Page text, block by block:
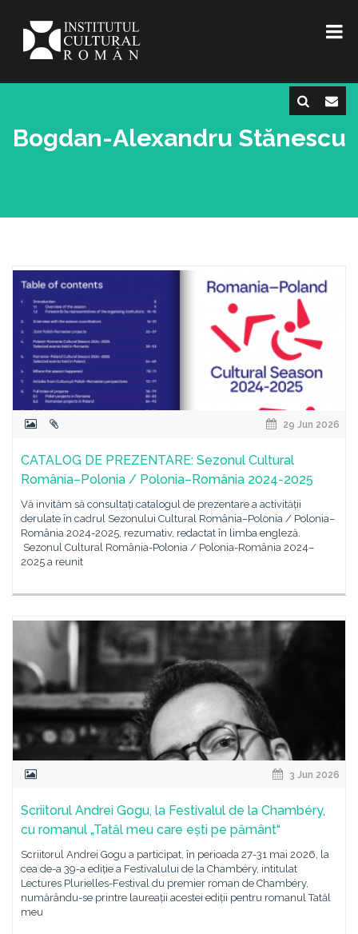
Bogdan-Alexandru Stănescu
29 Jun 2026
CATALOG DE PREZENTARE: Sezonul Cultural
România–Polonia / Polonia–România 2024-2025
Vă invităm să consultați catalogul de prezentare a activității
derulate în cadrul Sezonului Cultural România–Polonia / Polonia–
România 2024-2025, rezumativ, redactat în limba engleză.
Sezonul Cultural România-Polonia / Polonia-România 2024–
2025 a reunit
3 Jun 2026
Scriitorul Andrei Gogu, la Festivalul de la Chambéry,
cu romanul „Tatăl meu care ești pe pământ“
Scriitorul Andrei Gogu a participat, în perioada 27-31 mai 2026, la
cea de-a 39-a ediție a Festivalului de la Chambéry, intitulat
Lectures Plurielles-Festival du premier roman de Chambéry,
numărându-se printre laureații acestei ediții pentru romanul Tatăl
meu